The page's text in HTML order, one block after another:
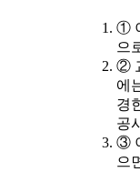
①
으
②
에
경
공
③
으